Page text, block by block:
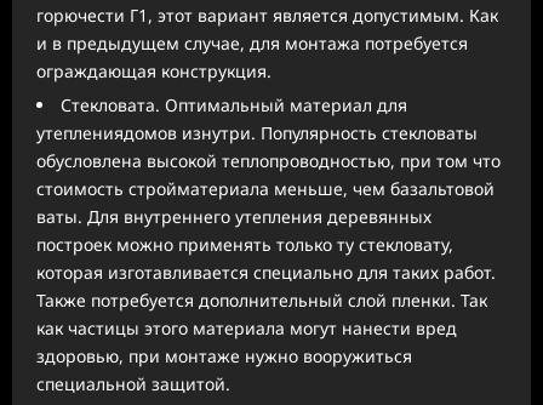
горючести Г1, этот вариант является допустимым. Как
и в предыдущем случае, для монтажа потребуется
ограждающая конструкция.
Стекловата. Оптимальный материал для
утеплениядомов изнутри. Популярность стекловаты
обусловлена высокой теплопроводностью, при том что
стоимость стройматериала меньше, чем базальтовой
ваты. Для внутреннего утепления деревянных
построек можно применять только ту стекловату,
которая изготавливается специально для таких работ.
Также потребуется дополнительный слой пленки. Так
как частицы этого материала могут нанести вред
здоровью, при монтаже нужно вооружиться
специальной защитой.